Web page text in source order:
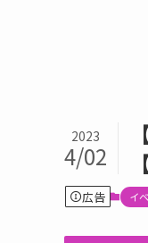
2023
4/02
広告 イ